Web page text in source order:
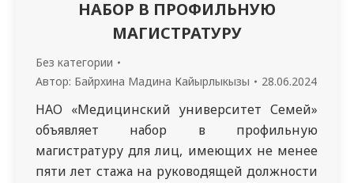
НАБОР В ПРОФИЛЬНУЮ
МАГИСТРАТУРУ
Без категории
Автор: Байрхина Мадина Кайырлыкызы 28.06.2024
НАО «Медицинский университет Семей»
объявляет набор в профильную
магистратуру для лиц, имеющих не менее
пяти лет стажа на руководящей должности